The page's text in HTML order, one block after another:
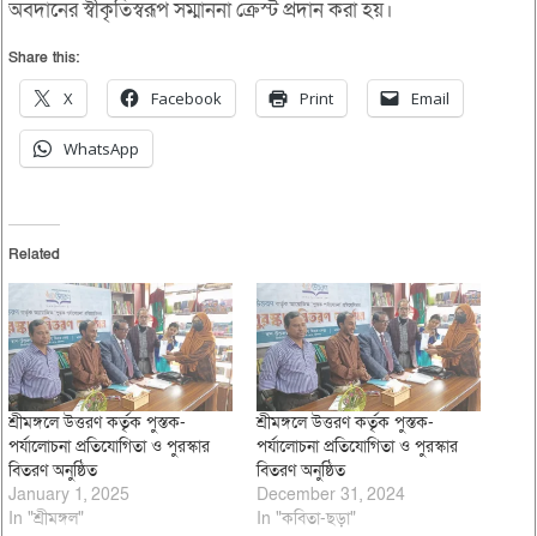
অবদানের স্বীকৃতিস্বরূপ সম্মাননা ক্রেস্ট প্রদান করা হয়।
Share this:
X Facebook Print Email
WhatsApp
Related
শ্রীমঙ্গলে উত্তরণ কর্তৃক পুস্তক-
পর্যালোচনা প্রতিযোগিতা ও পুরস্কার
বিতরণ অনুষ্ঠিত
January 1, 2025
In "শ্রীমঙ্গল"
শ্রীমঙ্গলে উত্তরণ কর্তৃক পুস্তক-
পর্যালোচনা প্রতিযোগিতা ও পুরস্কার
বিতরণ অনুষ্ঠিত
December 31, 2024
In "কবিতা-ছড়া"